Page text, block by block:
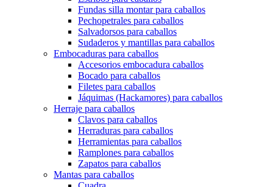
Fundas silla montar para caballos
Pechopetrales para caballos
Salvadorsos para caballos
Sudaderos y mantillas para caballos
Embocaduras para caballos
Accesorios embocadura caballos
Bocado para caballos
Filetes para caballos
Jáquimas (Hackamores) para caballos
Herraje para caballos
Clavos para caballos
Herraduras para caballos
Herramientas para caballos
Ramplones para caballos
Zapatos para caballos
Mantas para caballos